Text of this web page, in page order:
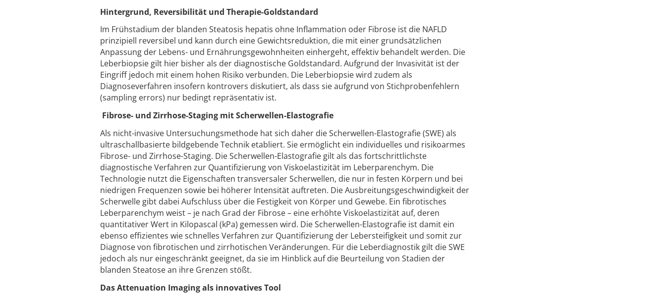
Hintergrund, Reversibilität und Therapie-Goldstandard
Im Frühstadium der blanden Steatosis hepatis ohne Inflammation oder Fibrose ist die NAFLD
prinzipiell reversibel und kann durch eine Gewichtsreduktion, die mit einer grundsätzlichen
Anpassung der Lebens- und Ernährungsgewohnheiten einhergeht, effektiv behandelt werden. Die
Leberbiopsie gilt hier bisher als der diagnostische Goldstandard. Aufgrund der Invasivität ist der
Eingriff jedoch mit einem hohen Risiko verbunden. Die Leberbiopsie wird zudem als
Diagnoseverfahren insofern kontrovers diskutiert, als dass sie aufgrund von Stichprobenfehlern
(sampling errors) nur bedingt repräsentativ ist.
Fibrose- und Zirrhose-Staging mit Scherwellen-Elastografie
Als nicht-invasive Untersuchungsmethode hat sich daher die Scherwellen-Elastografie (SWE) als
ultraschallbasierte bildgebende Technik etabliert. Sie ermöglicht ein individuelles und risikoarmes
Fibrose- und Zirrhose-Staging. Die Scherwellen-Elastografie gilt als das fortschrittlichste
diagnostische Verfahren zur Quantifizierung von Viskoelastizität im Leberparenchym. Die
Technologie nutzt die Eigenschaften transversaler Scherwellen, die nur in festen Körpern und bei
niedrigen Frequenzen sowie bei höherer Intensität auftreten. Die Ausbreitungsgeschwindigkeit der
Scherwelle gibt dabei Aufschluss über die Festigkeit von Körper und Gewebe. Ein fibrotisches
Leberparenchym weist – je nach Grad der Fibrose – eine erhöhte Viskoelastizität auf, deren
quantitativer Wert in Kilopascal (kPa) gemessen wird. Die Scherwellen-Elastografie ist damit ein
ebenso effizientes wie schnelles Verfahren zur Quantifizierung der Lebersteifigkeit und somit zur
Diagnose von fibrotischen und zirrhotischen Veränderungen. Für die Leberdiagnostik gilt die SWE
jedoch als nur eingeschränkt geeignet, da sie im Hinblick auf die Beurteilung von Stadien der
blanden Steatose an ihre Grenzen stößt.
Das Attenuation Imaging als innovatives Tool